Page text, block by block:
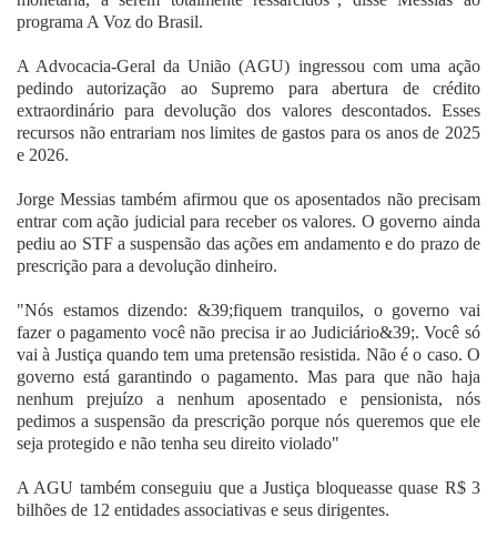
programa A Voz do Brasil.
A Advocacia-Geral da União (AGU) ingressou com uma ação
pedindo autorização ao Supremo para abertura de crédito
extraordinário para devolução dos valores descontados. Esses
recursos não entrariam nos limites de gastos para os anos de 2025
e 2026.
Jorge Messias também afirmou que os aposentados não precisam
entrar com ação judicial para receber os valores. O governo ainda
pediu ao STF a suspensão das ações em andamento e do prazo de
prescrição para a devolução dinheiro.
"Nós estamos dizendo: &39;fiquem tranquilos, o governo vai
fazer o pagamento você não precisa ir ao Judiciário&39;. Você só
vai à Justiça quando tem uma pretensão resistida. Não é o caso. O
governo está garantindo o pagamento. Mas para que não haja
nenhum prejuízo a nenhum aposentado e pensionista, nós
pedimos a suspensão da prescrição porque nós queremos que ele
seja protegido e não tenha seu direito violado"
A AGU também conseguiu que a Justiça bloqueasse quase R$ 3
bilhões de 12 entidades associativas e seus dirigentes.